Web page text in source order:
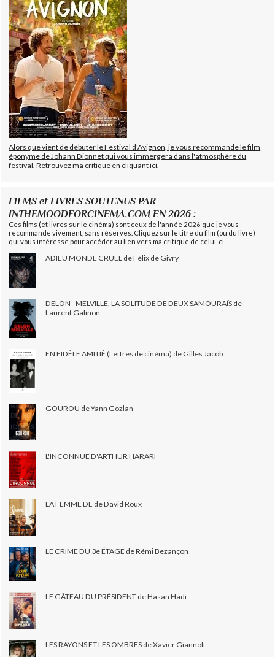
Alors que vient de débuter le Festival d'Avignon, je vous recommande le film
éponyme de Johann Dionnet qui vous immergera dans l'atmosphère du
festival. Retrouvez ma critique en cliquant ici.
FILMS et LIVRES SOUTENUS PAR
INTHEMOODFORCINEMA.COM EN 2026 :
Ces films (et livres sur le cinéma) sont ceux de l'année 2026 que je vous
recommande vivement, sans réserves. Cliquez sur le titre du film (ou du livre)
qui vous intéresse pour accéder au lien vers ma critique de celui-ci.
ADIEU MONDE CRUEL de Félix de Givry
DELON - MELVILLE, LA SOLITUDE DE DEUX SAMOURAÏS de
Laurent Galinon
EN FIDÈLE AMITIÉ (Lettres de cinéma) de Gilles Jacob
GOUROU de Yann Gozlan
L'INCONNUE D'ARTHUR HARARI
LA FEMME DE de David Roux
LE CRIME DU 3e ÉTAGE de Rémi Bezançon
LE GÂTEAU DU PRÉSIDENT de Hasan Hadi
LES RAYONS ET LES OMBRES de Xavier Giannoli